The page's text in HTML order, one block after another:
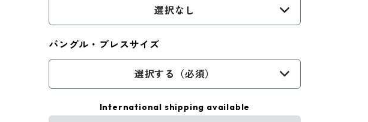
選択なし
バングル・ブレスサイズ
選択する（必須）
International shipping available